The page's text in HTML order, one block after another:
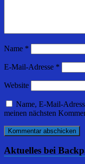
Name *
E-Mail-Adresse *
Website
Name, E-Mail-
meinen nächsten
Aktuelles bei